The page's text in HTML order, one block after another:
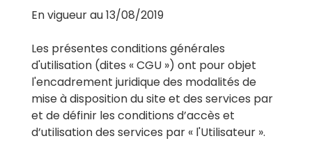
En vigueur au 13/08/2019
Les présentes conditions générales
d'utilisation (dites « CGU ») ont pour objet
l'encadrement juridique des modalités de
mise à disposition du site et des services par
et de définir les conditions d’accès et
d’utilisation des services par « l'Utilisateur ».